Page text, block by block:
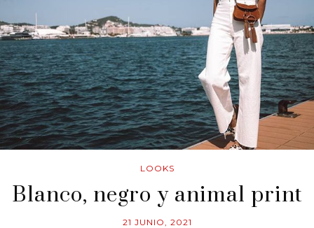
LOOKS
Blanco, negro y animal print
21 JUNIO, 2021